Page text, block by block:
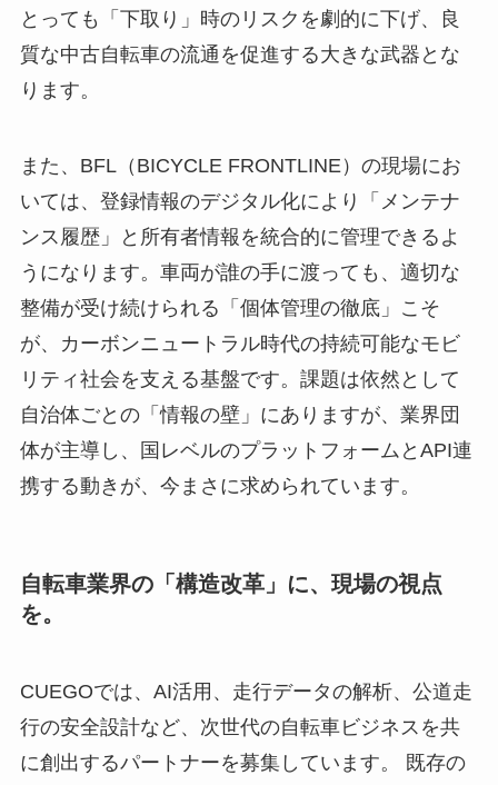
とっても「下取り」時のリスクを劇的に下げ、良
質な中古自転車の流通を促進する大きな武器とな
ります。
また、BFL（BICYCLE FRONTLINE）の現場にお
いては、登録情報のデジタル化により「メンテナ
ンス履歴」と所有者情報を統合的に管理できるよ
うになります。車両が誰の手に渡っても、適切な
整備が受け続けられる「個体管理の徹底」こそ
が、カーボンニュートラル時代の持続可能なモビ
リティ社会を支える基盤です。課題は依然として
自治体ごとの「情報の壁」にありますが、業界団
体が主導し、国レベルのプラットフォームとAPI連
携する動きが、今まさに求められています。
自転車業界の「構造改革」に、現場の視点
を。
CUEGOでは、AI活用、走行データの解析、公道走
行の安全設計など、次世代の自転車ビジネスを共
に創出するパートナーを募集しています。 既存の